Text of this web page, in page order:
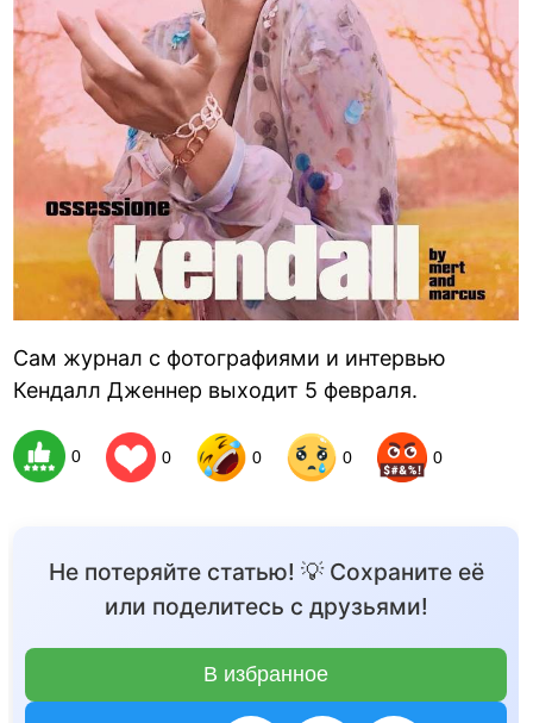
Сам журнал с фотографиями и интервью
Кендалл Дженнер выходит 5 февраля.
0 0 0 0 0
Не потеряйте статью! 💡 Сохраните её
или поделитесь с друзьями!
В избранное